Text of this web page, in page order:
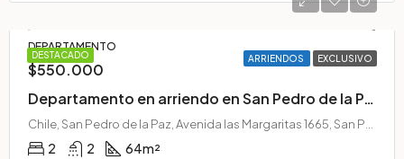
DESTACADO ARRIENDOS EXCLUSIVO
DEPARTAMENTO
$550.000
Departamento en arriendo en San Pedro de la Paz | 2 dormitorios + 2 estacionamientos | Huertos Familiares
2 2 64m²